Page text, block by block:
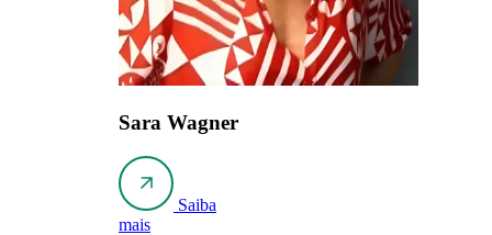
Sara Wagner
Saiba
mais